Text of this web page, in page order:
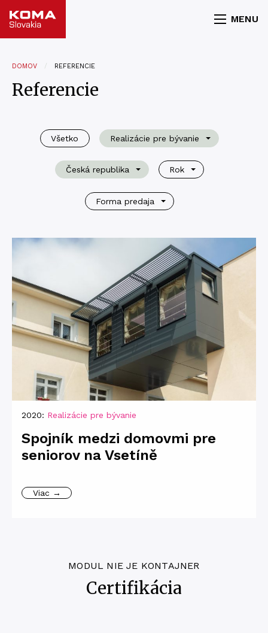
MENU
DOMOV REFERENCIE
Referencie
Všetko Realizácie pre bývanie
Česká republika Rok
Forma predaja
2020: Realizácie pre bývanie
Spojník medzi domovmi pre
seniorov na Vsetíně
Viac →
MODUL NIE JE KONTAJNER
Certifikácia